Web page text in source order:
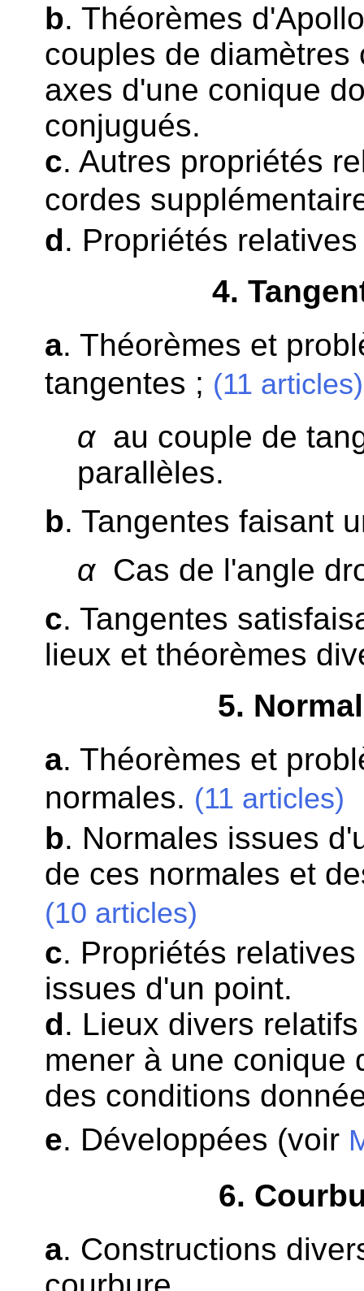
b. Théorèmes
couples de
axes d'une conique
conjugués.
c. Autres propriétés
cordes
d. Propriétés
4.
a. Théorèmes et
tangentes ; (11 articles)
αau couple de
parallèles.
b. Tangentes faisant
αCas de l'angle
c. Tangentes
lieux et théorèmes
5.
a. Théorèmes et
normales. (11 articles)
b. Normales issues
de ces normales et
(10 articles)
c. Propriétés
issues d'un point.
d. Lieux divers
mener à une conique
des conditions
e. Développées (voir
6.
a. Constructions